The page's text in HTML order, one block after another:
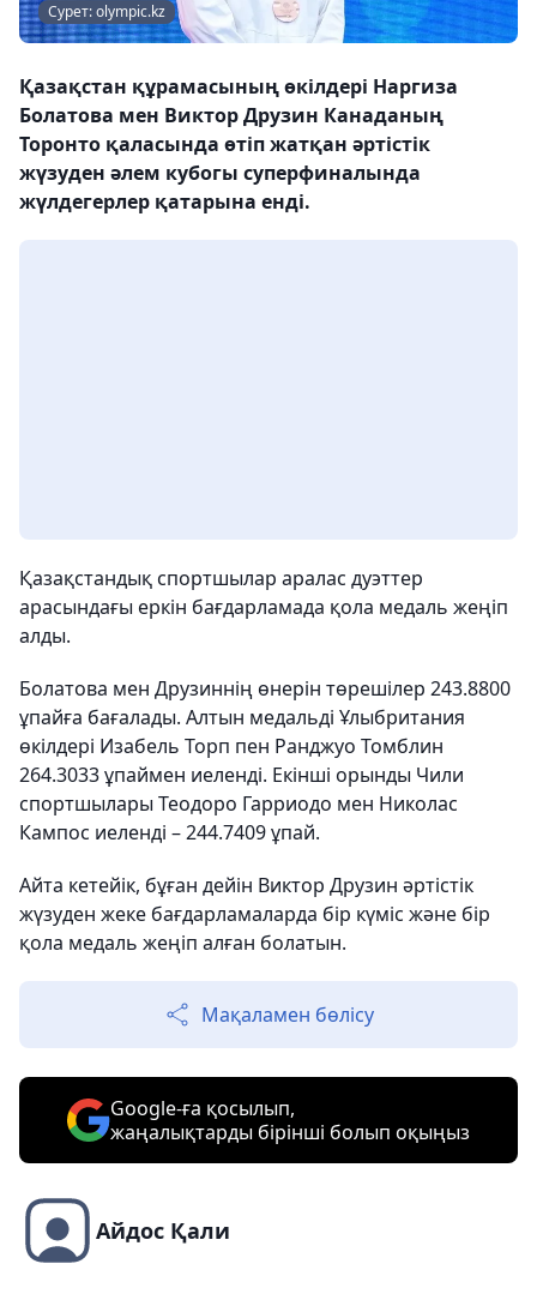
Сурет: olympic.kz
Қазақстан құрамасының өкілдері Наргиза
Болатова мен Виктор Друзин Канаданың
Торонто қаласында өтіп жатқан әртістік
жүзуден әлем кубогы суперфиналында
жүлдегерлер қатарына енді.
Қазақстандық спортшылар аралас дуэттер
арасындағы еркін бағдарламада қола медаль жеңіп
алды.
Болатова мен Друзиннің өнерін төрешілер 243.8800
ұпайға бағалады. Алтын медальді Ұлыбритания
өкілдері Изабель Торп пен Ранджуо Томблин
264.3033 ұпаймен иеленді. Екінші орынды Чили
спортшылары Теодоро Гарриодо мен Николас
Кампос иеленді – 244.7409 ұпай.
Айта кетейік, бұған дейін Виктор Друзин әртістік
жүзуден жеке бағдарламаларда бір күміс және бір
қола медаль жеңіп алған болатын.
Мақаламен бөлісу
Google-ға қосылып,
жаңалықтарды бірінші болып оқыңыз
Айдос Қали